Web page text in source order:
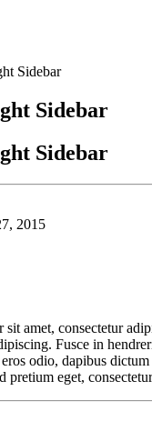
Sidebar
Sidebar
Sidebar
2015
amet, consectetur
Fusce in
odio, dapibus
pretium eget,